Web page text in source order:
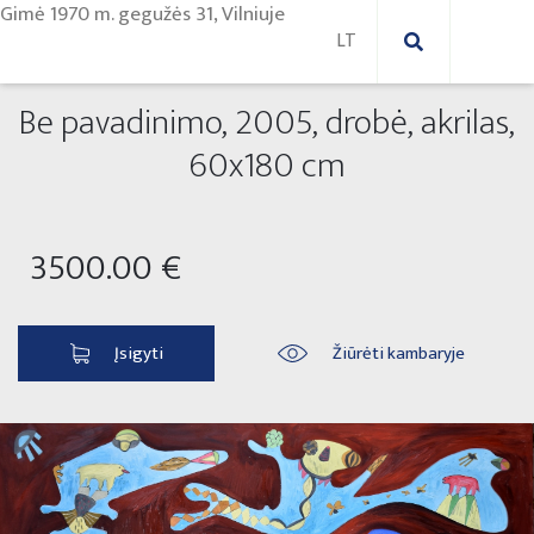
Nauji paveikslai
Modernūs paveikslai
Paveikslai ant drobės
Paveikslai ant popieriaus
Lauko skulptūros
Liaudies skulptūros
Parodos 2025
Be pavadinimo, 2005, drobė, akrilas,
60x180 cm
3500.00 €
Įsigyti Žiūrėti kambaryje
Gimė 1970 m. ge­gu­žės 31, Vil­niu­je